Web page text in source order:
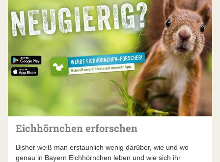
Eichhörnchen erforschen
Bisher weiß man erstaunlich wenig darüber, wie und wo
genau in Bayern Eichhörnchen leben und wie sich ihr